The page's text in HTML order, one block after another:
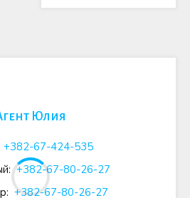
Юлия
+382-67-424-535
+382-67-80-26-27
+382-67-80-26-27